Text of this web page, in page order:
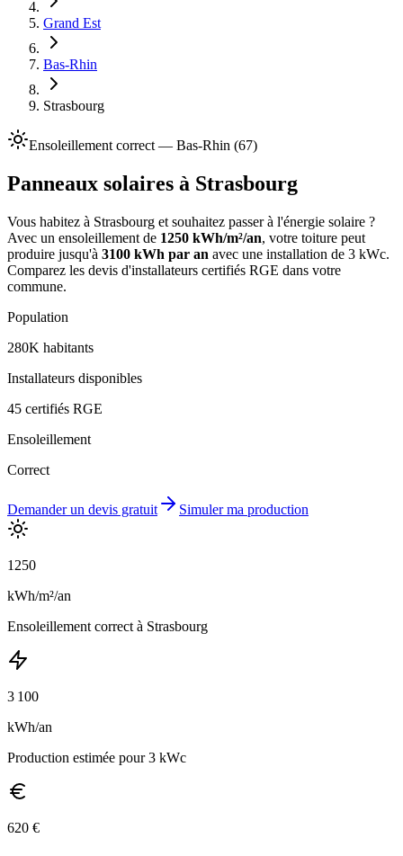
Grand Est
Bas-Rhin
Strasbourg
Ensoleillement correct — Bas-Rhin (67)
Panneaux solaires à Strasbourg
Vous habitez à Strasbourg et souhaitez passer à l'énergie solaire ?
Avec un ensoleillement de 1250 kWh/m²/an, votre toiture peut
produire jusqu'à 3100 kWh par an avec une installation de 3 kWc.
Comparez les devis d'installateurs certifiés RGE dans votre
commune.
Population
280K habitants
Installateurs disponibles
45 certifiés RGE
Ensoleillement
Correct
Demander un devis gratuit Simuler ma production
1250
kWh/m²/an
Ensoleillement correct à Strasbourg
3 100
kWh/an
Production estimée pour 3 kWc
620 €